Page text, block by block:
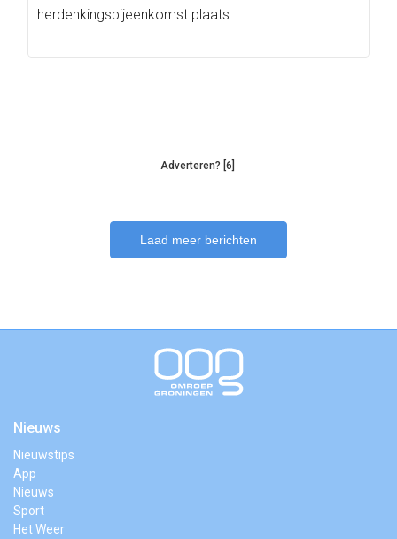
herdenkingsbijeenkomst plaats.
Adverteren? [6]
Laad meer berichten
Nieuws
Nieuwstips
App
Nieuws
Sport
Het Weer